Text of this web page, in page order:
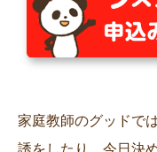
家庭教師のグッドで